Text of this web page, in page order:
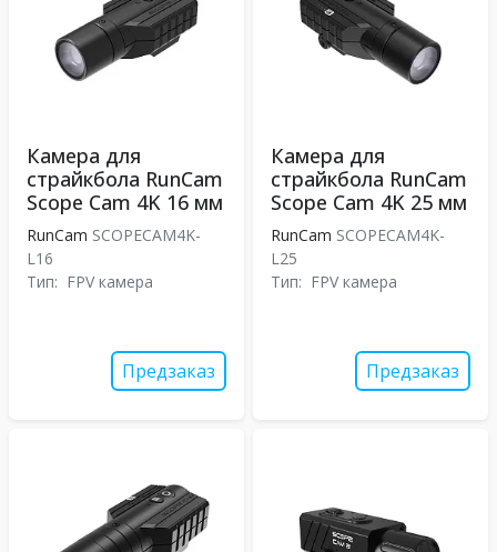
Камера для
страйкбола RunCam
Scope Cam 4K 16 мм
RunCam SCOPECAM4K-
L16
Тип: FPV камера
Предзаказ
Камера для
страйкбола RunCam
Scope Cam 4K 25 мм
RunCam SCOPECAM4K-
L25
Тип: FPV камера
Предзаказ